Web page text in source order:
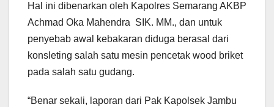
Hal ini dibenarkan oleh Kapolres Semarang AKBP
Achmad Oka Mahendra SIK. MM., dan untuk
penyebab awal kebakaran diduga berasal dari
konsleting salah satu mesin pencetak wood briket
pada salah satu gudang.
“Benar sekali, laporan dari Pak Kapolsek Jambu